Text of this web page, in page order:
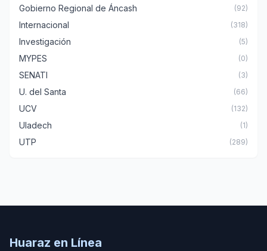
Gobierno Regional de Áncash (92)
Internacional (318)
Investigación (5)
MYPES (0)
SENATI (3)
U. del Santa (66)
UCV (132)
Uladech (1)
UTP (289)
Huaraz en Línea